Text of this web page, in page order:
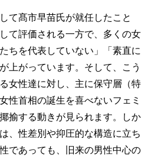
て髙市早苗氏が就任したこと
て評価される一方で、多くの女
ちを代表していない」「素直に
上がっています。そして、こう
女性達に対し、主に保守層（特
性首相の誕生を喜べないフェミ
揄する動きが見られます。しか
、性差別や抑圧的な構造に立ち
であっても、旧来の男性中心の